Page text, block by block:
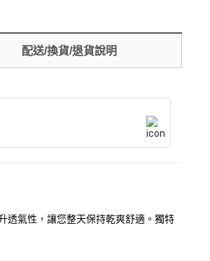
配送/換貨/退貨說明
透氣性，讓您整天保持乾爽舒適。獨特